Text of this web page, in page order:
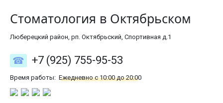
Стоматология в Октябрьском
Люберецкий район, рп. Октябрьский, Спортивная д.1
+7 (925) 755-95-53
Время работы: Ежедневно с 10:00 до 20:00